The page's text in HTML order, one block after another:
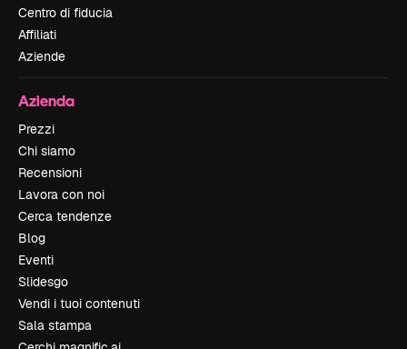
Centro di fiducia
Affiliati
Aziende
Azienda
Prezzi
Chi siamo
Recensioni
Lavora con noi
Cerca tendenze
Blog
Eventi
Slidesgo
Vendi i tuoi contenuti
Sala stampa